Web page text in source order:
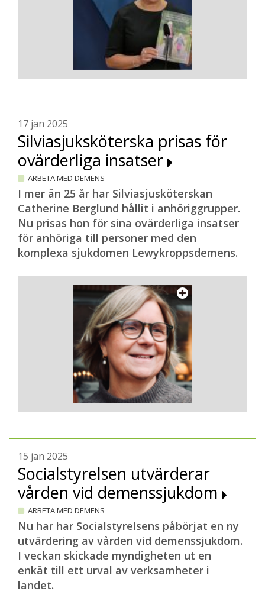
17 jan 2025
Silviasjuksköterska prisas för
ovärderliga insatser
ARBETA MED DEMENS
I mer än 25 år har Silviasjusköterskan
Catherine Berglund hållit i anhöriggrupper.
Nu prisas hon för sina ovärderliga insatser
för anhöriga till personer med den
komplexa sjukdomen Lewykroppsdemens.
15 jan 2025
Socialstyrelsen utvärderar
vården vid demenssjukdom
ARBETA MED DEMENS
Nu har har Socialstyrelsens påbörjat en ny
utvärdering av vården vid demenssjukdom.
I veckan skickade myndigheten ut en
enkät till ett urval av verksamheter i
landet.